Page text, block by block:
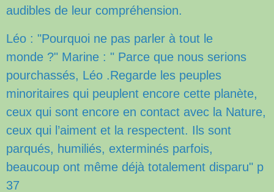
audibles de leur compréhension.
Léo : "Pourquoi ne pas parler à tout le
monde ?" Marine : " Parce que nous serions
pourchassés, Léo .Regarde les peuples
minoritaires qui peuplent encore cette planète,
ceux qui sont encore en contact avec la Nature,
ceux qui l’aiment et la respectent. Ils sont
parqués, humiliés, exterminés parfois,
beaucoup ont même déjà totalement disparu" p
37